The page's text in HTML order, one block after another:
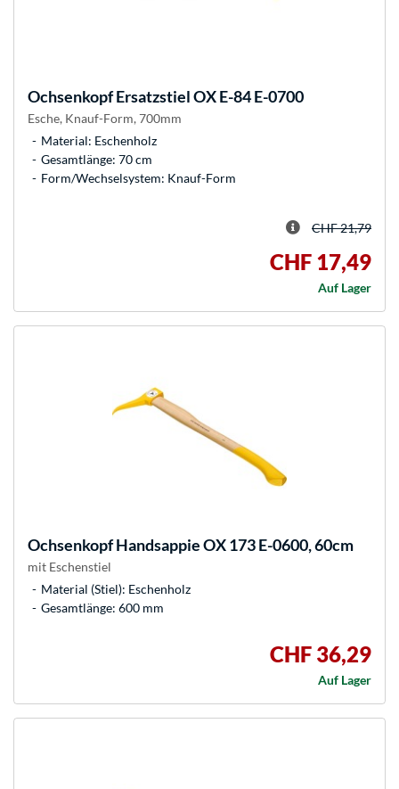
OchsenkopfErsatzstiel OX E-84 E-0700
Esche, Knauf-Form, 700mm
Material: Eschenholz
Gesamtlänge: 70 cm
Form/Wechselsystem: Knauf-Form
CHF 21,79
CHF 17,49
Auf Lager
OchsenkopfHandsappie OX 173 E-0600, 60cm
mit Eschenstiel
Material (Stiel): Eschenholz
Gesamtlänge: 600 mm
CHF 36,29
Auf Lager